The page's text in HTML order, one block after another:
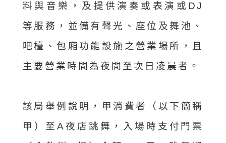
料與音樂，及提供演奏或表演或DJ
等服務，並備有聲光、座位及舞池、
吧檯、包廂功能設施之營業場所，且
主要營業時間為夜間至次日凌晨者。
該局舉例說明，甲消費者（以下簡稱
甲）至A夜店跳舞，入場時支付門票